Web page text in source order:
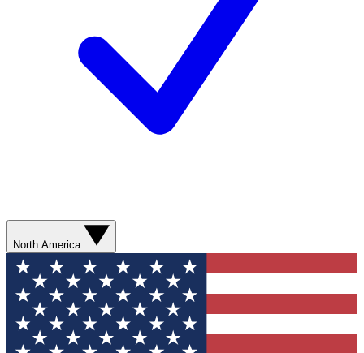
North America